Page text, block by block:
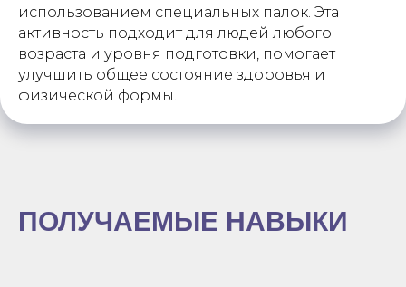
использованием специальных палок. Эта
активность подходит для людей любого
возраста и уровня подготовки, помогает
улучшить общее состояние здоровья и
физической формы.
ПОЛУЧАЕМЫЕ НАВЫКИ